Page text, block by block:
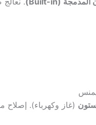
(غاز وكهرباء). إصلاح